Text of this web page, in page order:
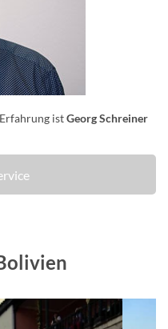
istGeorg Schreiner